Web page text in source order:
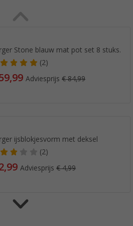
Stone blauw mat pot set 8 stuks.
(2)
Adviesprijs€ 84,99
ijsblokjesvorm met deksel
(2)
Adviesprijs€ 4,99